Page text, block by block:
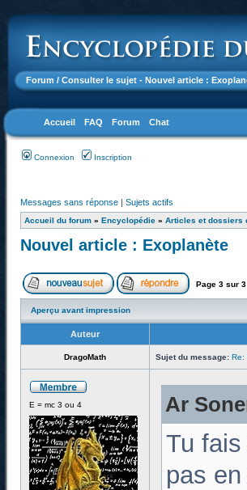
Forum / Consulter le sujet - Nouvel article :
Accueil FAQ Forum Chat
Connexion Inscription
Messages sans réponse | Sujets actifs
Accueil du forum » Encyclopédie » Articles et dossiers
Nouvel article : Exoplanète
Page 3 sur 3
Aperçu avant impression
Auteur
DragoMath Sujet du message: Re:
E = mc 3 ou 4 Ar
Tu
pas